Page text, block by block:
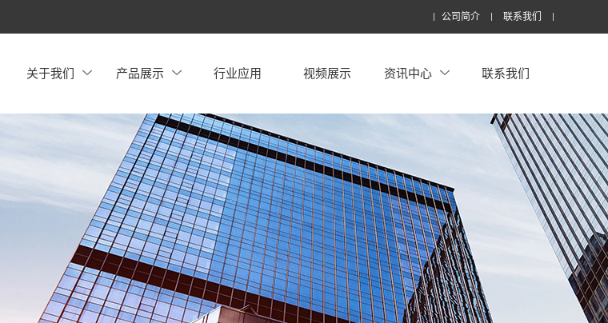
公司简介 联系我们
关于我们 产品展示 行业应用 视频展示 资讯中心 联系我们